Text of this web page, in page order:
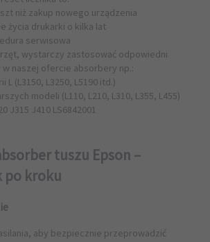
niż zakup nowego urządzenia
życia drukarki o kilka lat
serwisowa
wystarczy zastosować odpowiedni
w naszej ofercie absorbery np.:
L (L3150, L3250, L5190 itd.)
modeli (L110, L210, L310, L355, L455)
J315 J410 LS6842001
tuszu Epson –
po kroku
aby bezpiecznie przeprowadzić